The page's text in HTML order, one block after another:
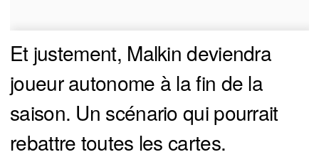
Et justement, Malkin deviendra
joueur autonome à la fin de la
saison. Un scénario qui pourrait
rebattre toutes les cartes.